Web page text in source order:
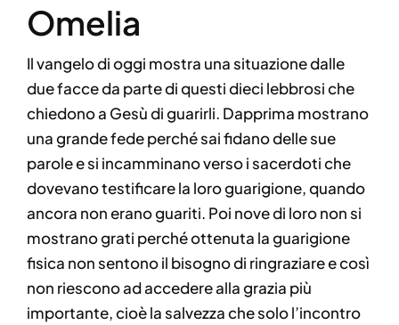
Omelia
Il vangelo di oggi mostra una situazione dalle
due facce da parte di questi dieci lebbrosi che
chiedono a Gesù di guarirli. Dapprima mostrano
una grande fede perché sai fidano delle sue
parole e si incamminano verso i sacerdoti che
dovevano testificare la loro guarigione, quando
ancora non erano guariti. Poi nove di loro non si
mostrano grati perché ottenuta la guarigione
fisica non sentono il bisogno di ringraziare e così
non riescono ad accedere alla grazia più
importante, cioè la salvezza che solo l’incontro